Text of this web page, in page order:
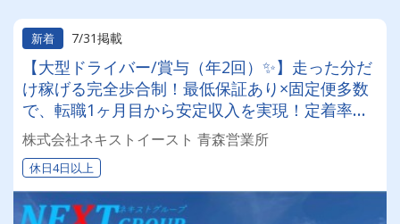
新着 7/31掲載
【大型ドライバー/賞与（年2回）✨】走った分だ
け稼げる完全歩合制！最低保証あり×固定便多数
で、転職1ヶ月目から安定収入を実現！定着率抜
群の安定企業で働きませんか？✨
株式会社ネキストイースト 青森営業所
休日4日以上